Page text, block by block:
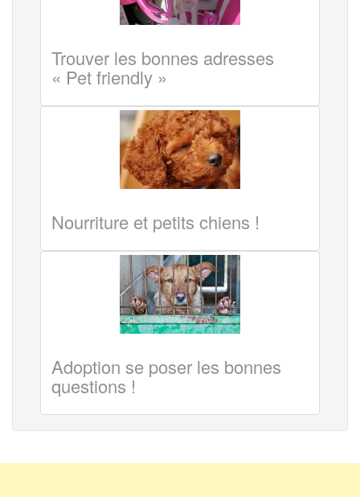
Trouver les bonnes adresses
« Pet friendly »
Nourriture et petits chiens !
Adoption se poser les bonnes
questions !